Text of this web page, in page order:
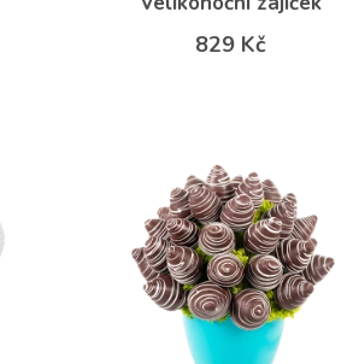
829 Kč